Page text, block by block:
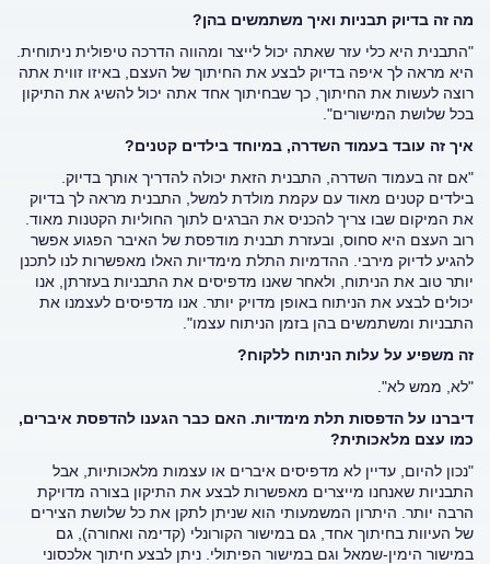
מה זה בדיוק תבניות ואיך משתמשים בהן?
"התבנית היא כלי עזר שאתה יכול לייצר ומהווה הדרכה טיפולית ניתוחית.
היא מראה לך איפה בדיוק לבצע את החיתוך של העצם, באיזו זווית אתה
רוצה לעשות את החיתוך, כך שבחיתוך אחד אתה יכול להשיג את התיקון
בכל שלושת המישורים".
איך זה עובד בעמוד השדרה, במיוחד בילדים קטנים?
"אם זה בעמוד השדרה, התבנית הזאת יכולה להדריך אותך בדיוק.
בילדים קטנים מאוד עם עקמת מולדת למשל, התבנית מראה לך בדיוק
את המיקום שבו צריך להכניס את הברגים לתוך החוליות הקטנות מאוד.
רוב העצם היא סחוס, ובעזרת תבנית מודפסת של האיבר הפגוע אפשר
להגיע לדיוק מירבי. ההדמיות התלת מימדיות האלו מאפשרות לנו לתכנן
יותר טוב את הניתוח, ולאחר שאנו מדפיסים את התבניות בעזרתן, אנו
יכולים לבצע את הניתוח באופן מדויק יותר. אנו מדפיסים לעצמנו את
התבניות ומשתמשים בהן בזמן הניתוח עצמו".
זה משפיע על עלות הניתוח ללקוח?
"לא, ממש לא".
דיברנו על הדפסות תלת מימדיות. האם כבר הגענו להדפסת איברים,
כמו עצם מלאכותית?
"נכון להיום, עדיין לא מדפיסים איברים או עצמות מלאכותיות, אבל
התבניות שאנחנו מייצרים מאפשרות לבצע את התיקון בצורה מדויקת
הרבה יותר. היתרון המשמעותי הוא שניתן לתקן את כל שלושת הצירים
של העיוות בחיתוך אחד, גם במישור הקורונלי (קדימה ואחורה), גם
במישור הימין-שמאל וגם במישור הפיתולי. ניתן לבצע חיתוך אלכסוני